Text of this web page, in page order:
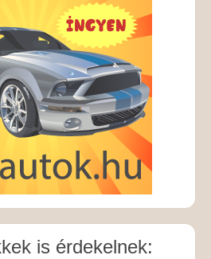
is érdekelnek: